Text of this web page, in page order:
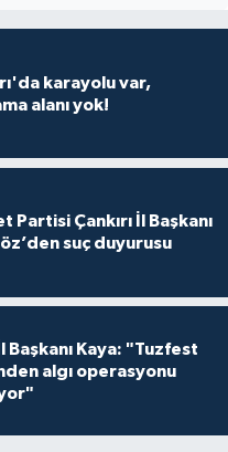
karayolu var,
alanı yok!
Partisi Çankırı İl Başkanı
suç duyurusu
Başkanı Kaya: "Tuzfest
algı operasyonu